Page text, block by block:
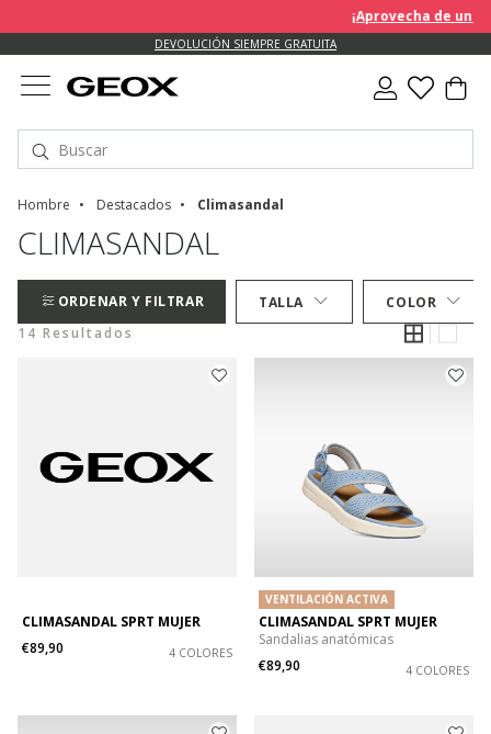
¡Aprovecha de un
DEVOLUCIÓN SIEMPRE GRATUITA
Hombre Destacados Climasandal
CLIMASANDAL
ORDENAR Y FILTRAR TALLA
COLOR
14 Resultados
CLIMASANDAL SPRT MUJER
€89,90
4 COLORES
VENTILACIÓN ACTIVA
CLIMASANDAL SPRT MUJER
Sandalias anatómicas
€89,90
4 COLORES